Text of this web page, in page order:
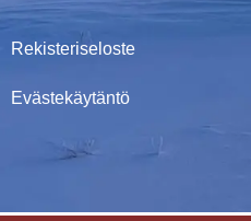
Rekisteriseloste
Evästekäytäntö